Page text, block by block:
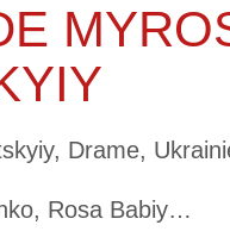
Drame,
Rosa Babiy…